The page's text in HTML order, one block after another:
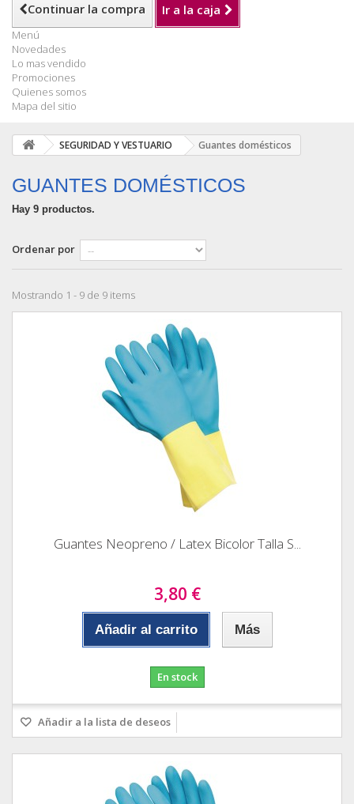
Continuar la compra Ir a la caja
Menú
Novedades
Lo mas vendido
Promociones
Quienes somos
Mapa del sitio
SEGURIDAD Y VESTUARIO Guantes domésticos
GUANTES DOMÉSTICOS
Hay 9 productos.
Ordenar por
Mostrando 1 - 9 de 9 items
Guantes Neopreno / Latex Bicolor Talla S...
3,80 €
Añadir al carrito Más
En stock
Añadir a la lista de deseos